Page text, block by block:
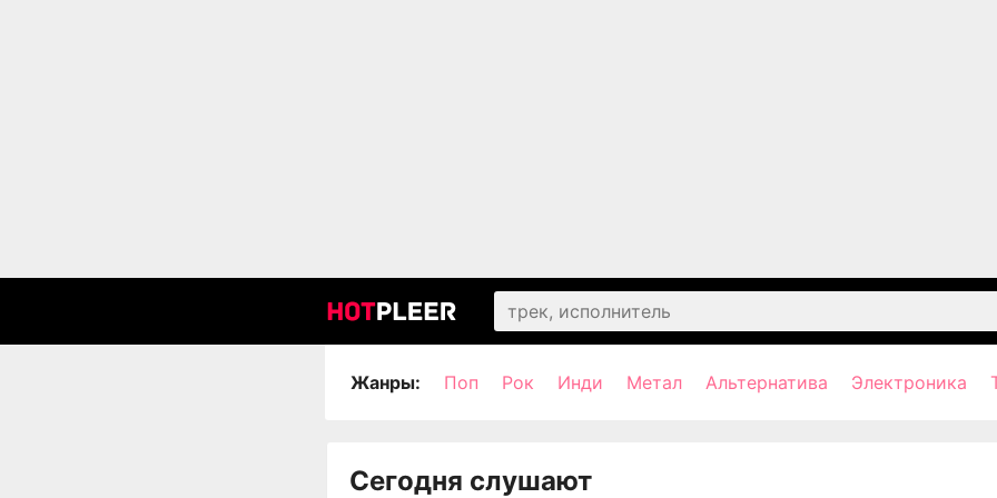
Жанры: Поп Рок Инди Метал Альтернатива Электроника
Сегодня слушают